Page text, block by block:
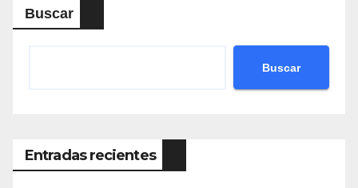
Buscar
Buscar
Entradas recientes